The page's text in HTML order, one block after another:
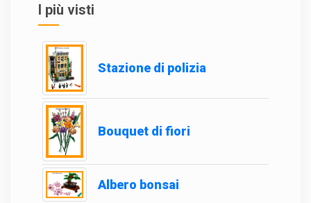
I più visti
Stazione di polizia
Bouquet di fiori
Albero bonsai